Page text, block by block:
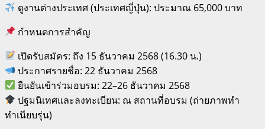
ดูงานต่างประเทศ (ประเทศญี่ปุ่น): ประมาณ 65,000 บาท
กำหนดการสำคัญ
เปิดรับสมัคร: ถึง 15 ธันวาคม 2568 (16.30 น.)
ประกาศรายชื่อ: 22 ธันวาคม 2568
ยืนยันเข้าร่วมอบรม: 22–26 ธันวาคม 2568
ปฐมนิเทศและลงทะเบียน: ณ สถานที่อบรม (ถ่ายภาพทำ
ทำเนียบรุ่น)